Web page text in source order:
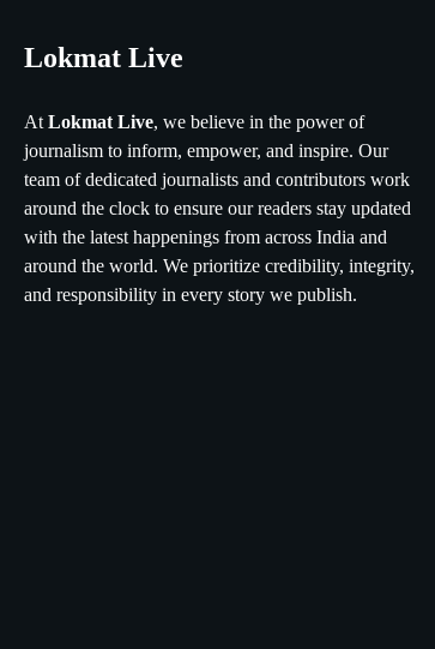
Lokmat Live
AtLokmat Live, we believe in the power of
journalism to inform, empower, and inspire. Our
team of dedicated journalists and contributors work
around the clock to ensure our readers stay updated
with the latest happenings from across India and
around the world. We prioritize credibility, integrity,
and responsibility in every story we publish.